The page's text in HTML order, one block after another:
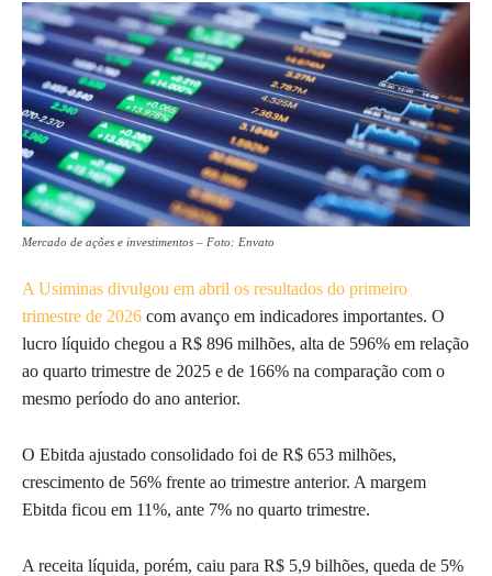
Mercado de ações e investimentos – Foto: Envato
A Usiminas divulgou em abril os resultados do primeiro
trimestre de 2026 com avanço em indicadores importantes. O
lucro líquido chegou a R$ 896 milhões, alta de 596% em relação
ao quarto trimestre de 2025 e de 166% na comparação com o
mesmo período do ano anterior.
O Ebitda ajustado consolidado foi de R$ 653 milhões,
crescimento de 56% frente ao trimestre anterior. A margem
Ebitda ficou em 11%, ante 7% no quarto trimestre.
A receita líquida, porém, caiu para R$ 5,9 bilhões, queda de 5%